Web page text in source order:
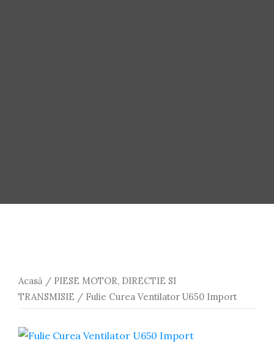
Acasă / PIESE MOTOR, DIRECTIE SI
TRANSMISIE / Fulie Curea Ventilator U650 Import